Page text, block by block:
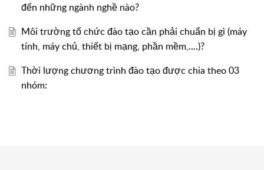
đến những ngành nghề nào?
Môi trường tổ chức đào tạo cần phải chuẩn bị gì (máy
tính, máy chủ, thiết bị mạng, phần mềm,....)?
Thời lượng chương trình đào tạo được chia theo 03
nhóm: